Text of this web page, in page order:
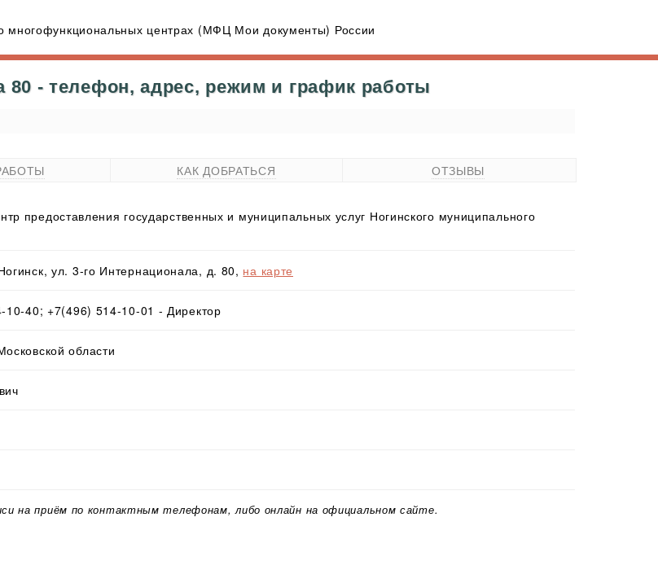
центрах (МФЦ Мои документы) России
- телефон, адрес, режим и график работы
КАК ДОБРАТЬСЯ ОТЗЫВЫ
предоставления государственных и муниципальных услуг Ногинского муниципального
ул. 3-го Интернационала, д. 80, на карте
40; +7(496) 514-10-01 - Директор
области
на приём по контактным телефонам, либо онлайн на официальном сайте.